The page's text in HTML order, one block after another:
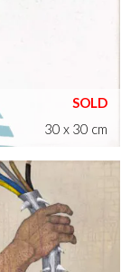
30 x 30 cm